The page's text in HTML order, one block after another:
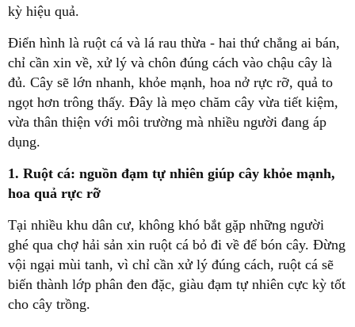
kỳ hiệu quả.
Điển hình là ruột cá và lá rau thừa - hai thứ chẳng ai bán,
chỉ cần xin về, xử lý và chôn đúng cách vào chậu cây là
đủ. Cây sẽ lớn nhanh, khỏe mạnh, hoa nở rực rỡ, quả to
ngọt hơn trông thấy. Đây là mẹo chăm cây vừa tiết kiệm,
vừa thân thiện với môi trường mà nhiều người đang áp
dụng.
1. Ruột cá: nguồn đạm tự nhiên giúp cây khỏe mạnh,
hoa quả rực rỡ
Tại nhiều khu dân cư, không khó bắt gặp những người
ghé qua chợ hải sản xin ruột cá bỏ đi về để bón cây. Đừng
vội ngại mùi tanh, vì chỉ cần xử lý đúng cách, ruột cá sẽ
biến thành lớp phân đen đặc, giàu đạm tự nhiên cực kỳ tốt
cho cây trồng.